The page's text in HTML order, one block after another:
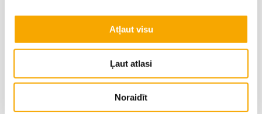
Atļaut visu
Ļaut atlasi
Noraidīt
+371 20284477 nora.zvirbule@vaks.lv